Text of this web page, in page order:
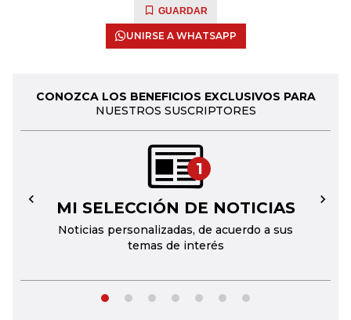
GUARDAR
UNIRSE A WHATSAPP
CONOZCA LOS BENEFICIOS EXCLUSIVOS PARA
NUESTROS SUSCRIPTORES
1
MI SELECCIÓN DE NOTICIAS
Noticias personalizadas, de acuerdo a sus
temas de interés
← →